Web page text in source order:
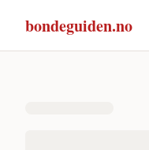
bondeguiden.no